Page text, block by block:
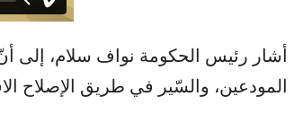
أشار رئيس الحكومة ​نواف سلام​، إلى
المودعين، والسّير في طريق ​الإصلاح